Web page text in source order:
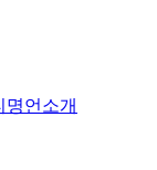
명언 소개